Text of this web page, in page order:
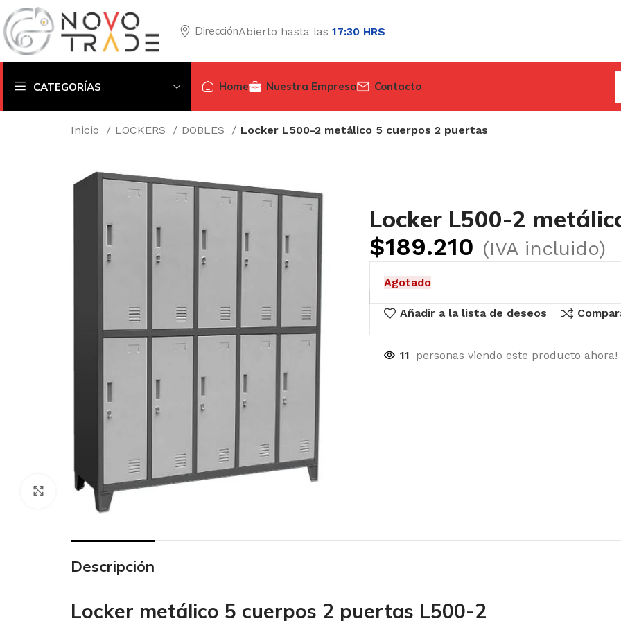
DirecciónAbierto hasta las 17:30 HRS
CATEGORÍAS Home Nuestra Empresa Contacto
Inicio LOCKERS DOBLES Locker L500-2 metálico 5 cuerpos 2 puertas
Click to enlarge
Locker L500-2
$189.210 (IVA incluido)
Agotado
Añadir a la lista de deseos
11 personas viendo este producto ahora!
Descripción
Locker metálico 5 cuerpos 2 puertas L500-2